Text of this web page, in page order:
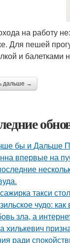
на работу
Для пешей
и балетками
дальше →
бы и Дальше
впервые на
такси
чудо:
зла, а
хилькевич
ради